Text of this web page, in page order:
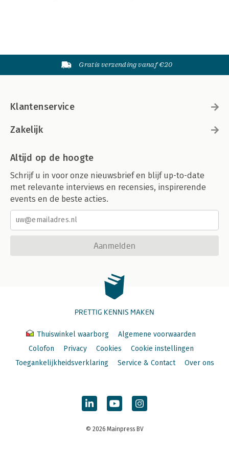
Gratis verzending vanaf €20
Klantenservice
Zakelijk
Altijd op de hoogte
Schrijf u in voor onze nieuwsbrief en blijf up-to-date
met relevante interviews en recensies, inspirerende
events en de beste acties.
Aanmelden
PRETTIG KENNIS MAKEN
Thuiswinkel waarborg
Algemene voorwaarden
Colofon
Privacy Cookies
Cookie instellingen
Toegankelijkheidsverklaring
Service & Contact Over ons
© 2026 Mainpress BV